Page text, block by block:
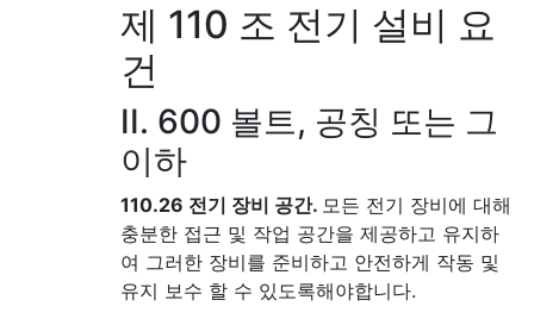
제 110 조 전기 설비 요
건
II. 600 볼트, 공칭 또는 그
이하
110.26 전기 장비 공간. 모든 전기 장비에 대해
충분한 접근 및 작업 공간을 제공하고 유지하
여 그러한 장비를 준비하고 안전하게 작동 및
유지 보수 할 수 있도록해야합니다.